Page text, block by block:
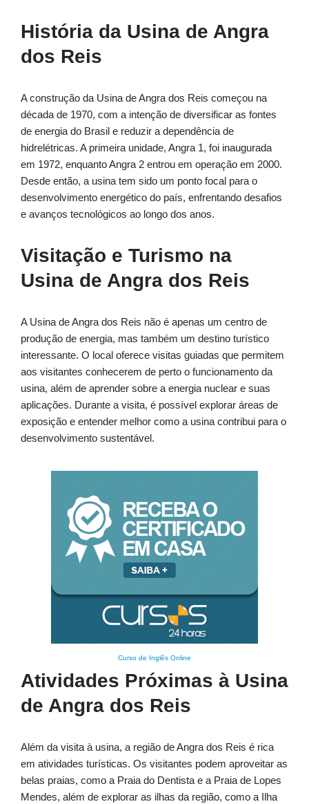
História da Usina de Angra
dos Reis
A construção da Usina de Angra dos Reis começou na
década de 1970, com a intenção de diversificar as fontes
de energia do Brasil e reduzir a dependência de
hidrelétricas. A primeira unidade, Angra 1, foi inaugurada
em 1972, enquanto Angra 2 entrou em operação em 2000.
Desde então, a usina tem sido um ponto focal para o
desenvolvimento energético do país, enfrentando desafios
e avanços tecnológicos ao longo dos anos.
Visitação e Turismo na
Usina de Angra dos Reis
A Usina de Angra dos Reis não é apenas um centro de
produção de energia, mas também um destino turístico
interessante. O local oferece visitas guiadas que permitem
aos visitantes conhecerem de perto o funcionamento da
usina, além de aprender sobre a energia nuclear e suas
aplicações. Durante a visita, é possível explorar áreas de
exposição e entender melhor como a usina contribui para o
desenvolvimento sustentável.
Curso de Inglês Online
Atividades Próximas à Usina
de Angra dos Reis
Além da visita à usina, a região de Angra dos Reis é rica
em atividades turísticas. Os visitantes podem aproveitar as
belas praias, como a Praia do Dentista e a Praia de Lopes
Mendes, além de explorar as ilhas da região, como a Ilha